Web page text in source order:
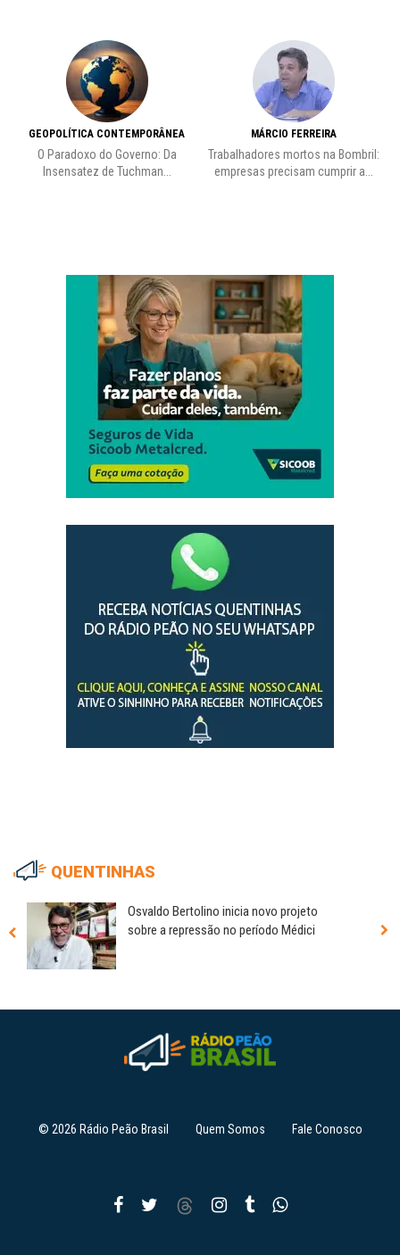
GEOPOLÍTICA CONTEMPORÂNEA
O Paradoxo do Governo: Da
Insensatez de Tuchman...
MÁRCIO FERREIRA
Trabalhadores mortos na Bombril:
empresas precisam cumprir a...
QUENTINHAS
Osvaldo Bertolino inicia novo projeto
sobre a repressão no período Médici
© 2026 Rádio Peão Brasil Quem Somos Fale Conosco